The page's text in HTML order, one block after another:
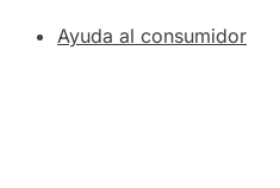
Ayuda al consumidor